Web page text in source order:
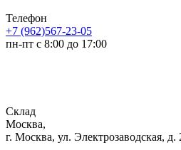
Телефон
+7 (962)567-23-05
пн-пт с 8:00 до 17:00
Склад
Москва,
г. Москва, ул. Электрозаводская,